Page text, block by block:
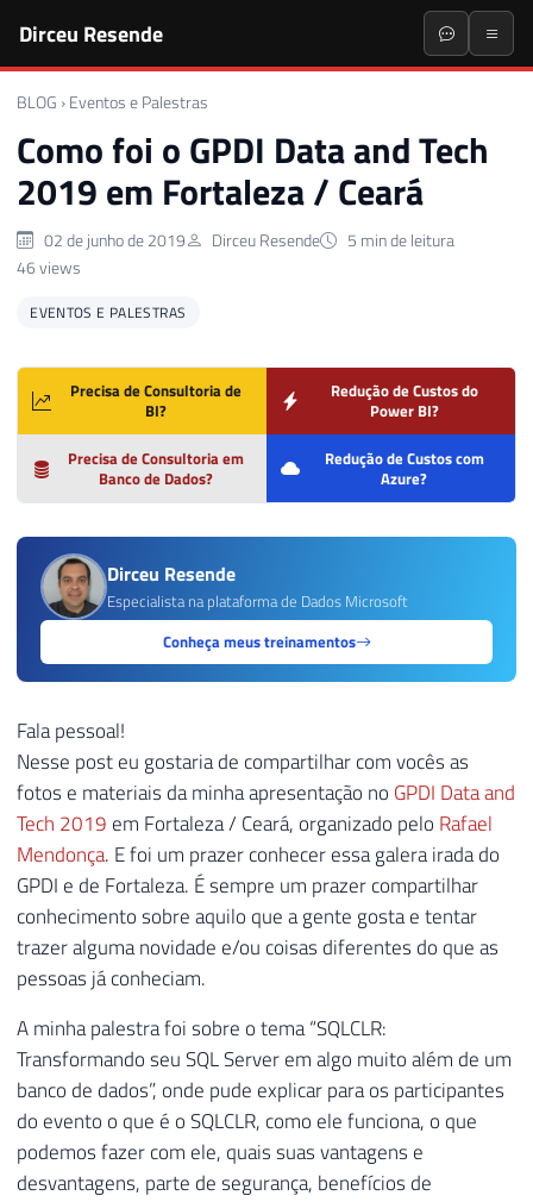
Dirceu Resende
BLOG › Eventos e Palestras
Como foi o GPDI Data and Tech
2019 em Fortaleza / Ceará
02 de junho de 2019 Dirceu Resende
5 min de leitura
46 views
EVENTOS E PALESTRAS
Precisa de Consultoria de
BI?
Redução de Custos do
Power BI?
Precisa de Consultoria em
Banco de Dados?
Redução de Custos com
Azure?
Dirceu Resende
Especialista na plataforma de Dados Microsoft
Conheça meus treinamentos
Fala pessoal!
Nesse post eu gostaria de compartilhar com vocês as
fotos e materiais da minha apresentação no GPDI Data and
Tech 2019 em Fortaleza / Ceará, organizado pelo Rafael
Mendonça. E foi um prazer conhecer essa galera irada do
GPDI e de Fortaleza. É sempre um prazer compartilhar
conhecimento sobre aquilo que a gente gosta e tentar
trazer alguma novidade e/ou coisas diferentes do que as
pessoas já conheciam.
A minha palestra foi sobre o tema “SQLCLR:
Transformando seu SQL Server em algo muito além de um
banco de dados”, onde pude explicar para os participantes
do evento o que é o SQLCLR, como ele funciona, o que
podemos fazer com ele, quais suas vantagens e
desvantagens, parte de segurança, benefícios de